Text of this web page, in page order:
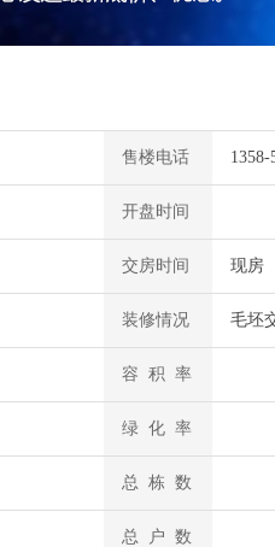
售楼电话 1358-
开盘时间
交房时间 现房
装修情况 毛坯
容 积 率
绿 化 率
总 栋 数
总 户 数